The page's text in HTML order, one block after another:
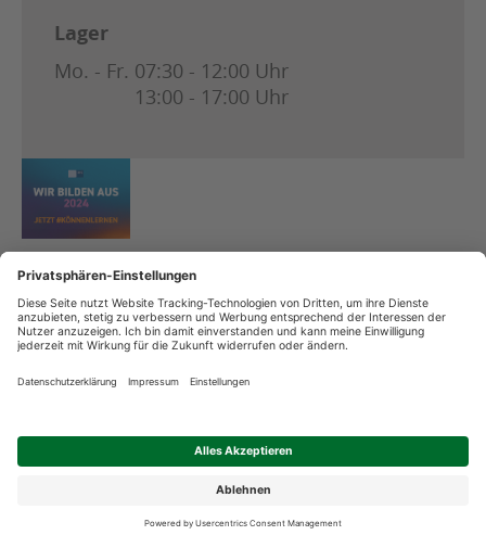
Lager
Mo. - Fr. 07:30 - 12:00 Uhr
13:00 - 17:00 Uhr
Datenschutz
Streitschlichtung
Impressum